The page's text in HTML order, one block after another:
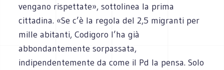
vengano rispettate», sottolinea la prima
cittadina. «Se c’è la regola del 2,5 migranti per
mille abitanti, Codigoro l’ha già
abbondantemente sorpassata,
indipendentemente da come il Pd la pensa. Solo